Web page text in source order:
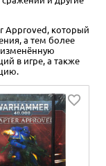
Approved, который
а тем более
изменённую
в игре, а также